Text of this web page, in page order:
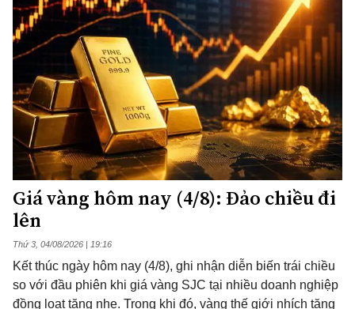
Giá vàng hôm nay (4/8): Đảo chiều đi
lên
Thứ 3, 04/08/2026 | 19:16
Kết thúc ngày hôm nay (4/8), ghi nhận diễn biến trái chiều
so với đầu phiên khi giá vàng SJC tại nhiều doanh nghiệp
đồng loạt tăng nhẹ. Trong khi đó, vàng thế giới nhích tăng